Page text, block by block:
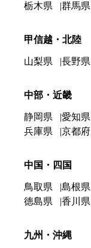
栃木県
群馬県
甲信越・北陸
山梨県 長野県
中部・近畿
静岡県 愛知県
兵庫県
京都府
中国・四国
鳥取県 島根県
徳島県
香川県
九州・沖縄